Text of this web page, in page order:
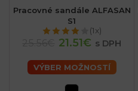
Pracovné sandále ALFASAN
S1
(1x)
21.51€ s DPH
VÝBER MOŽNOSTÍ